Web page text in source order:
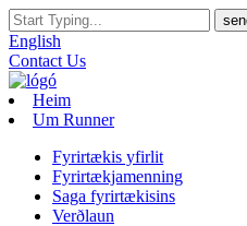
English
Contact Us
Heim
Um Runner
Fyrirtækis yfirlit
Fyrirtækjamenning
Saga fyrirtækisins
Verðlaun